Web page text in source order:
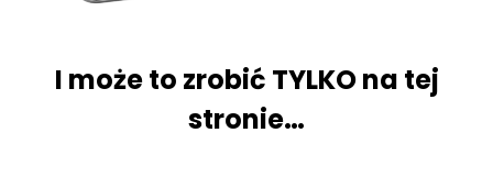
I może to zrobić TYLKO na tej
stronie…